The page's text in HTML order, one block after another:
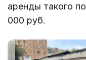
аренды такого
000 руб.